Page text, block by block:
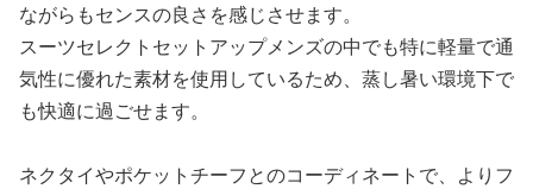
ながらもセンスの良さを感じさせます。
スーツセレクトセットアップメンズの中でも特に軽量で通
気性に優れた素材を使用しているため、蒸し暑い環境下で
も快適に過ごせます。
ネクタイやポケットチーフとのコーディネートで、よりフ